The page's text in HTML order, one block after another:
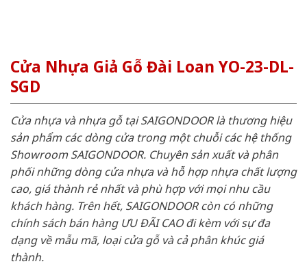
Cửa Nhựa Giả Gỗ Đài Loan YO-23-DL-
SGD
Cửa nhựa và nhựa gỗ tại SAIGONDOOR là thương hiệu
sản phẩm các dòng cửa trong một chuỗi các hệ thống
Showroom SAIGONDOOR. Chuyên sản xuất và phân
phối những dòng cửa nhựa và hỗ hợp nhựa chất lượng
cao, giá thành rẻ nhất và phù hợp với mọi nhu cầu
khách hàng. Trên hết, SAIGONDOOR còn có những
chính sách bán hàng ƯU ĐÃI CAO đi kèm với sự đa
dạng về mẫu mã, loại cửa gỗ và cả phân khúc giá
thành.